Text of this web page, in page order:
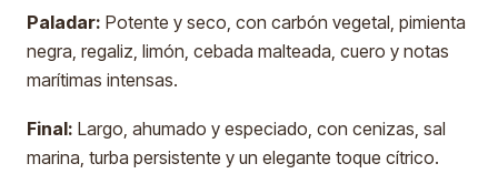
Paladar: Potente y seco, con carbón vegetal, pimienta
negra, regaliz, limón, cebada malteada, cuero y notas
marítimas intensas.
Final: Largo, ahumado y especiado, con cenizas, sal
marina, turba persistente y un elegante toque cítrico.